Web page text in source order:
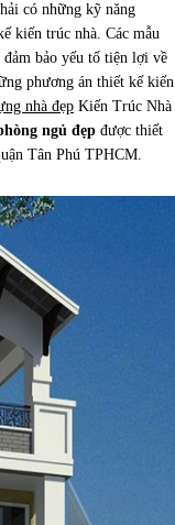
có những kỹ năng
kiến trúc nhà. Các mẫu
bảo yếu tố tiện lợi về
phương án thiết kế kiến
nhà đẹp Kiến Trúc Nhà
ngủ đẹp được thiết
Tân Phú TPHCM.